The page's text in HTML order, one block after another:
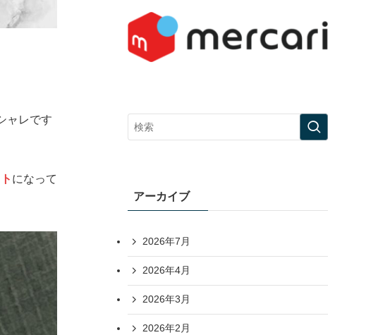
ャレです
になって
アーカイブ
2026年7月
2026年4月
2026年3月
2026年2月